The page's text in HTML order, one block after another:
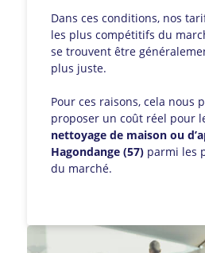
Dans ces conditions, nos
les plus compétitifs du
se trouvent être
plus juste.
Pour ces raisons, cela nous
proposer un coût réel pour
nettoyage de maison ou
Hagondange (57) parmi les
du marché.